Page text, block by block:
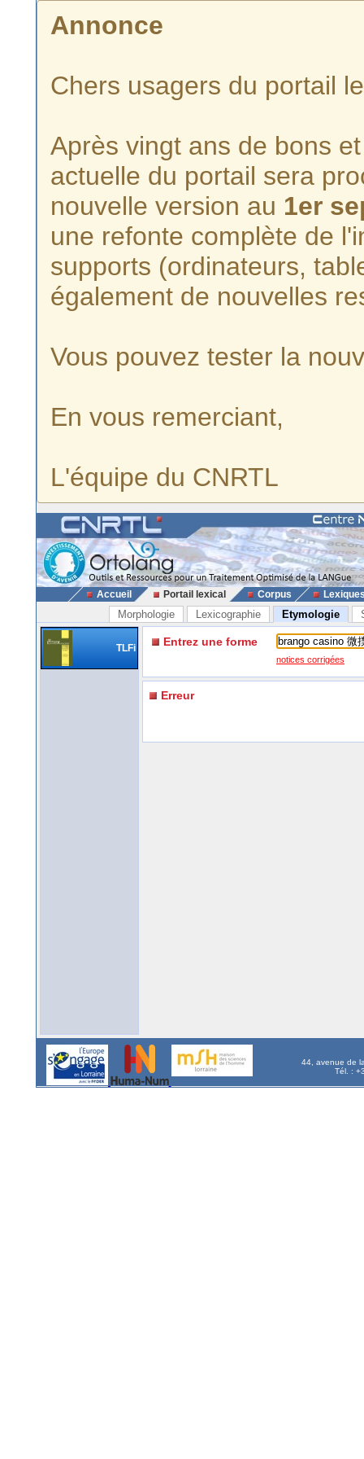
Annonce
Chers usagers du portail
Après vingt ans de bons
actuelle du portail sera
nouvelle version au 1er
une refonte complète de
supports (ordinateurs,
également de nouvelles
Vous pouvez tester la
En vous remerciant,
L'équipe du CNRTL
Accueil Portail lexical Corpus
Morphologie Lexicographie Etymologie
TLFi Entrez une forme
notices corrigées
Erreur
44, avenue de
Tél. :